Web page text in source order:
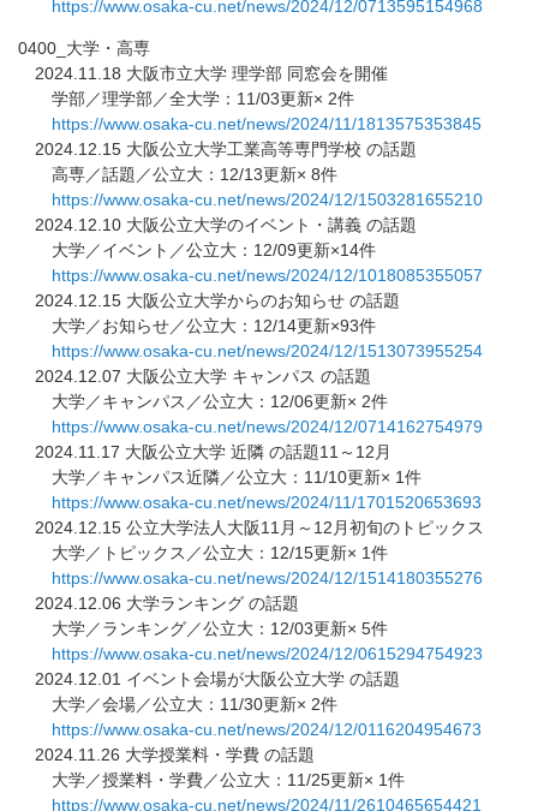
https://www.osaka-cu.net/news/2024/12/0713595154968
0400_大学・高専
2024.11.18 大阪市立大学 理学部 同窓会を開催
学部／理学部／全大学：11/03更新× 2件
https://www.osaka-cu.net/news/2024/11/1813575353845
2024.12.15 大阪公立大学工業高等専門学校 の話題
高専／話題／公立大：12/13更新× 8件
https://www.osaka-cu.net/news/2024/12/1503281655210
2024.12.10 大阪公立大学のイベント・講義 の話題
大学／イベント／公立大：12/09更新×14件
https://www.osaka-cu.net/news/2024/12/1018085355057
2024.12.15 大阪公立大学からのお知らせ の話題
大学／お知らせ／公立大：12/14更新×93件
https://www.osaka-cu.net/news/2024/12/1513073955254
2024.12.07 大阪公立大学 キャンパス の話題
大学／キャンパス／公立大：12/06更新× 2件
https://www.osaka-cu.net/news/2024/12/0714162754979
2024.11.17 大阪公立大学 近隣 の話題11～12月
大学／キャンパス近隣／公立大：11/10更新× 1件
https://www.osaka-cu.net/news/2024/11/1701520653693
2024.12.15 公立大学法人大阪11月～12月初旬のトピックス
大学／トピックス／公立大：12/15更新× 1件
https://www.osaka-cu.net/news/2024/12/1514180355276
2024.12.06 大学ランキング の話題
大学／ランキング／公立大：12/03更新× 5件
https://www.osaka-cu.net/news/2024/12/0615294754923
2024.12.01 イベント会場が大阪公立大学 の話題
大学／会場／公立大：11/30更新× 2件
https://www.osaka-cu.net/news/2024/12/0116204954673
2024.11.26 大学授業料・学費 の話題
大学／授業料・学費／公立大：11/25更新× 1件
https://www.osaka-cu.net/news/2024/11/2610465654421